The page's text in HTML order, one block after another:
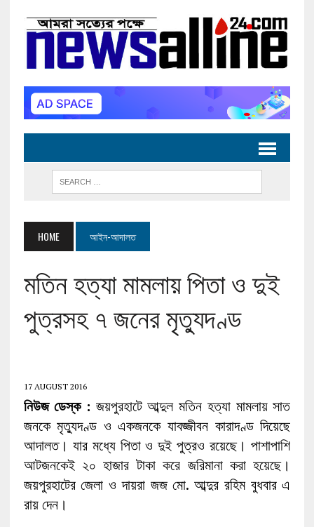
HOME আইন-আদালত
মতিন হত্যা মামলায় পিতা ও দুই
পুত্রসহ ৭ জনের মৃত্যুদণ্ড
17 AUGUST 2016
নিউজ ডেস্ক : জয়পুরহাটে আব্দুল মতিন হত্যা মামলায় সাত
জনকে মৃত্যুদণ্ড ও একজনকে যাবজ্জীবন কারাদণ্ড দিয়েছে
আদালত। যার মধ্যে পিতা ও দুই পুত্রও রয়েছে। পাশাপাশি
আটজনকেই ২০ হাজার টাকা করে জরিমানা করা হয়েছে।
জয়পুরহাটের জেলা ও দায়রা জজ মো. আব্দুর রহিম বুধবার এ
রায় দেন।